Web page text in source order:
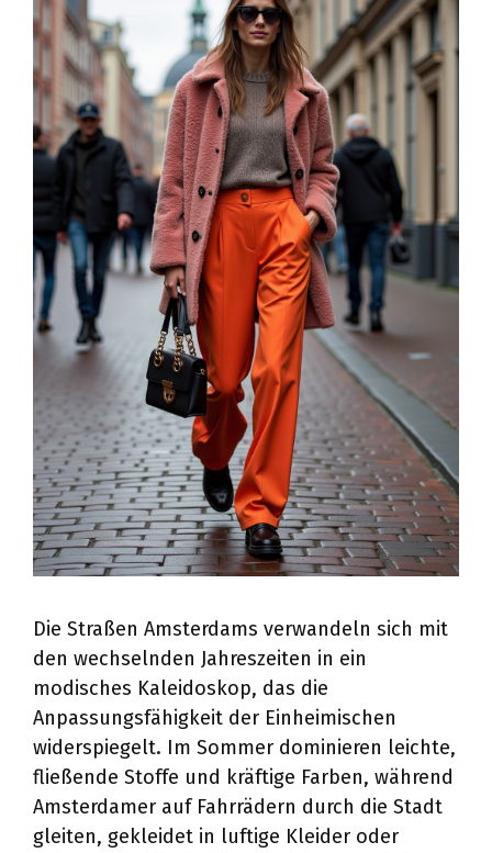
Die Straßen Amsterdams verwandeln sich mit
den wechselnden Jahreszeiten in ein
modisches Kaleidoskop, das die
Anpassungsfähigkeit der Einheimischen
widerspiegelt. Im Sommer dominieren leichte,
fließende Stoffe und kräftige Farben, während
Amsterdamer auf Fahrrädern durch die Stadt
gleiten, gekleidet in luftige Kleider oder